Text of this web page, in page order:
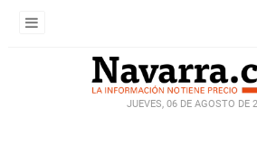
JUEVES, 06 DE AGOSTO DE